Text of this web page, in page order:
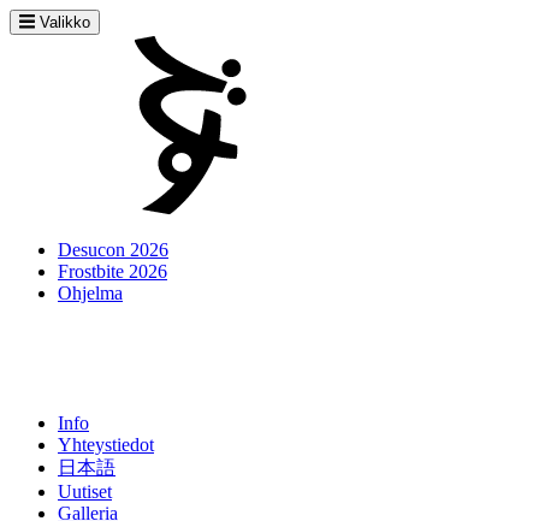
Valikko
Desucon 2026
Frostbite 2026
Ohjelma
Info
Yhteystiedot
日本語
Uutiset
Galleria